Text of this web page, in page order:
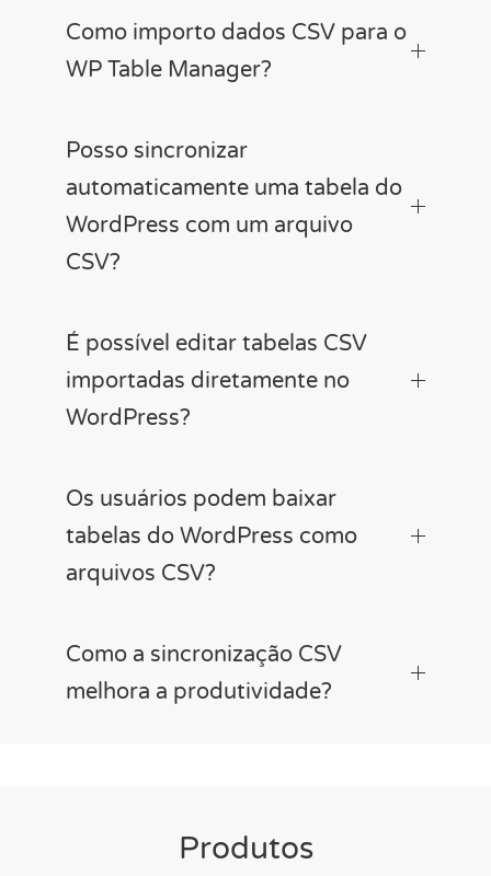
Como importo dados CSV para o
WP Table Manager?
Posso sincronizar
automaticamente uma tabela do
WordPress com um arquivo
CSV?
É possível editar tabelas CSV
importadas diretamente no
WordPress?
Os usuários podem baixar
tabelas do WordPress como
arquivos CSV?
Como a sincronização CSV
melhora a produtividade?
Produtos